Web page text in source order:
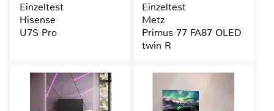
Einzeltest
Hisense
U7S Pro
Einzeltest
Metz
Primus 77 FA87 OLED
twin R